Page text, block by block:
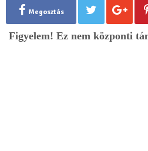
Megosztás
Figyelem! Ez nem központi